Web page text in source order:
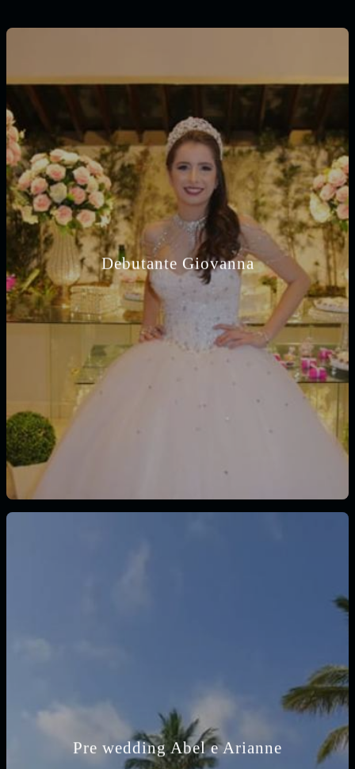
Debutante Giovanna
Pre wedding Abel e Arianne